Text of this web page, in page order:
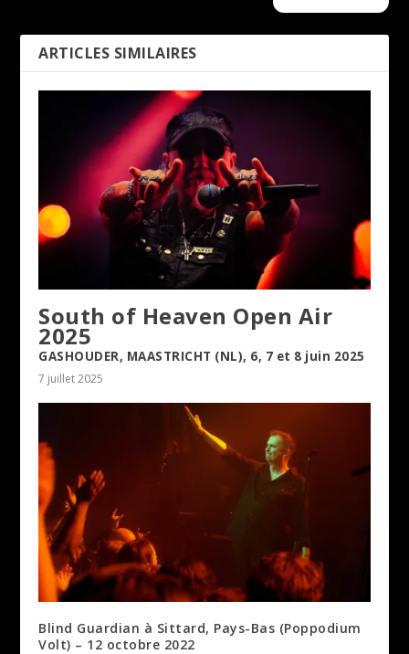
ARTICLES SIMILAIRES
South of Heaven Open Air
2025
GASHOUDER, MAASTRICHT (NL), 6, 7 et 8 juin 2025
7 juillet 2025
Blind Guardian à Sittard, Pays-Bas (Poppodium
Volt) – 12 octobre 2022